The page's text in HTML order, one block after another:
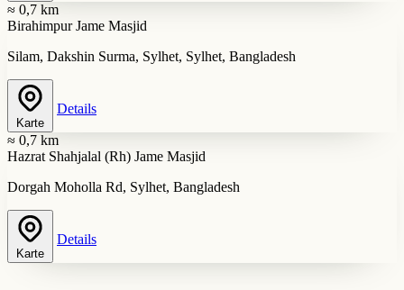
≈ 0,7 km
Birahimpur Jame Masjid
Silam, Dakshin Surma, Sylhet, Sylhet, Bangladesh
Karte
Details
≈ 0,7 km
Hazrat Shahjalal (Rh) Jame Masjid
Dorgah Moholla Rd, Sylhet, Bangladesh
Karte
Details